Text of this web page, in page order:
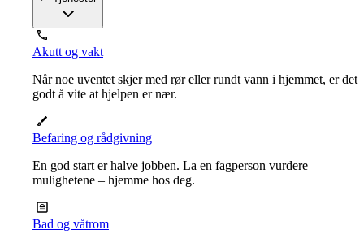
Akutt og vakt
Når noe uventet skjer med rør eller rundt vann i hjemmet, er det
godt å vite at hjelpen er nær.
Befaring og rådgivning
En god start er halve jobben. La en fagperson vurdere
mulighetene – hjemme hos deg.
Bad og våtrom